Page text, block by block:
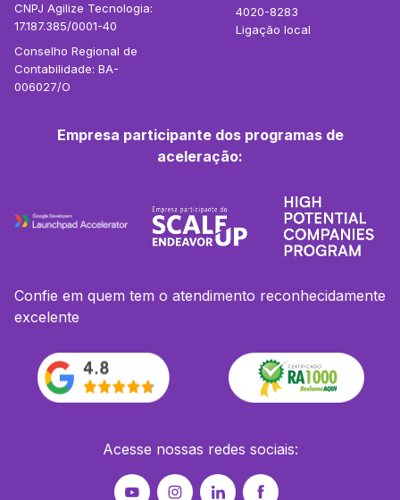
CNPJ Agilize Tecnologia:
17.187.385/0001-40
Conselho Regional de
Contabilidade: BA-
006027/O
4020-8283
Ligação local
Empresa participante dos programas de
aceleração:
Confie em quem tem o atendimento reconhecidamente
excelente
Acesse nossas redes sociais: